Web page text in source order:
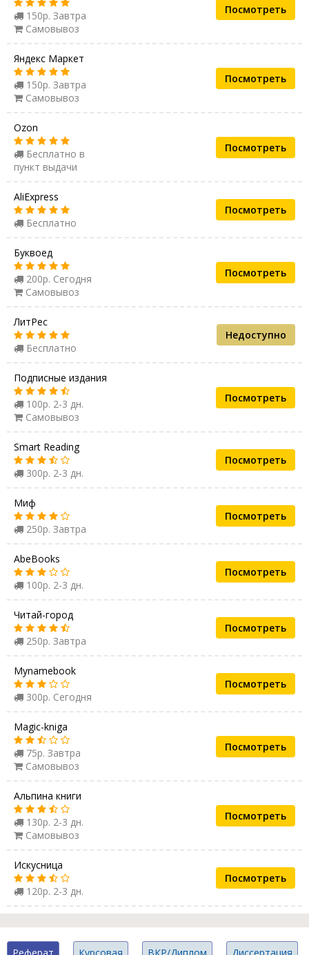
150р. Завтра
Самовывоз
Посмотреть
Яндекс Маркет
150р. Завтра
Самовывоз
Посмотреть
Ozon
Бесплатно в
пункт выдачи
Посмотреть
AliExpress
Бесплатно
Посмотреть
Буквоед
200р. Сегодня
Самовывоз
Посмотреть
ЛитРес
Бесплатно
Недоступно
Подписные издания
100р. 2-3 дн.
Самовывоз
Посмотреть
Smart Reading
300р. 2-3 дн.
Посмотреть
Миф
250р. Завтра
Посмотреть
AbeBooks
100р. 2-3 дн.
Посмотреть
Читай-город
250р. Завтра
Посмотреть
Mynamebook
300р. Сегодня
Посмотреть
Magic-kniga
75р. Завтра
Самовывоз
Посмотреть
Альпина книги
130р. 2-3 дн.
Самовывоз
Посмотреть
Искусница
120р. 2-3 дн.
Посмотреть